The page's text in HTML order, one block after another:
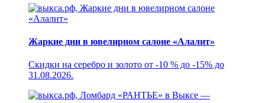
Жаркие дни в ювелирном салоне «Алалит»
Скидки на серебро и золото от -10 % до -15% до
31.08.2026.